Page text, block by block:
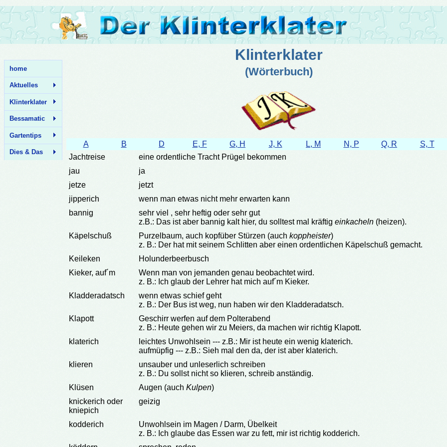
Klinterklater
(Wörterbuch)
A B D E, F G, H J, K L, M N, P Q, R
S, T
Jachtreise
eine ordentliche Tracht Prügel bekommen
jau
ja
jetze
jetzt
jipperich
wenn man etwas nicht mehr erwarten kann
bannig
sehr viel , sehr heftig oder sehr gut
z.B.: Das ist aber bannig kalt hier, du solltest mal kräftig einkacheln (heizen).
Käpelschuß
Purzelbaum, auch kopfüber Stürzen (auch koppheister)
z. B.: Der hat mit seinem Schlitten aber einen ordentlichen Käpelschuß gemacht.
Keileken
Holunderbeerbusch
Kieker, auf´m
Wenn man von jemanden genau beobachtet wird.
z. B.: Ich glaub der Lehrer hat mich auf´m Kieker.
Kladderadatsch
wenn etwas schief geht
z. B.: Der Bus ist weg, nun haben wir den Kladderadatsch.
Klapott
Geschirr werfen auf dem Polterabend
z. B.: Heute gehen wir zu Meiers, da machen wir richtig Klapott.
klaterich
leichtes Unwohlsein --- z.B.: Mir ist heute ein wenig klaterich.
aufmüpfig --- z.B.: Sieh mal den da, der ist aber klaterich.
klieren
unsauber und unleserlich schreiben
z. B.: Du sollst nicht so klieren, schreib anständig.
Klüsen
Augen (auch Kulpen)
knickerich oder
kniepich
geizig
kodderich
Unwohlsein im Magen / Darm, Übelkeit
z. B.: Ich glaube das Essen war zu fett, mir ist richtig kodderich.
home
Aktuelles
Klinterklater
Bessamatic
Gartentips
Dies & Das